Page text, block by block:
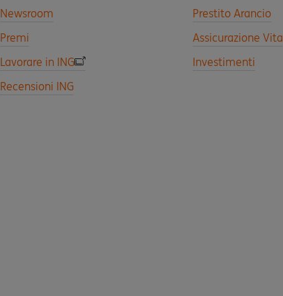
Newsroom
Premi
Lavorare in ING
Recensioni ING
Prestito Arancio
Assicurazione Vita
Investimenti